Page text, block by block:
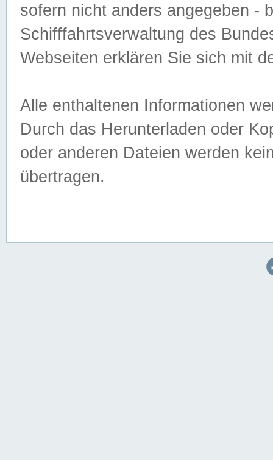
sofern nicht anders angegeben -
Schifffahrtsverwaltung des
Webseiten erklären Sie sich mit
Alle enthaltenen Informationen
Durch das Herunterladen oder
oder anderen Dateien werden
übertragen.